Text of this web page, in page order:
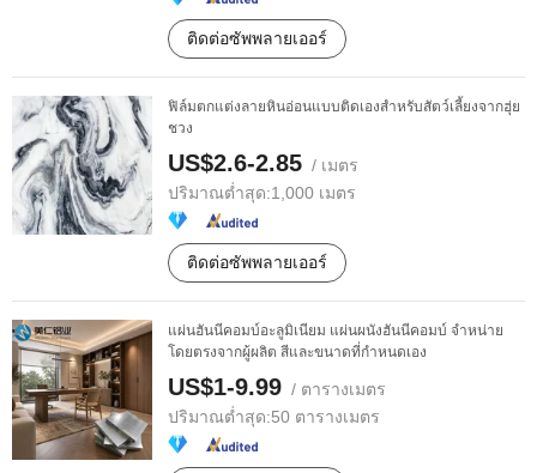
ติดต่อซัพพลายเออร์
ฟิล์มตกแต่งลายหินอ่อนแบบติดเองสำหรับสัตว์เลี้ยงจากฮุ่ย
ชวง
US$2.6-2.85 / เมตร
ปริมาณต่ำสุด:1,000 เมตร
ติดต่อซัพพลายเออร์
แผ่นฮันนีคอมบ์อะลูมิเนียม แผ่นผนังฮันนีคอมบ์ จำหน่าย
โดยตรงจากผู้ผลิต สีและขนาดที่กำหนดเอง
US$1-9.99 / ตารางเมตร
ปริมาณต่ำสุด:50 ตารางเมตร